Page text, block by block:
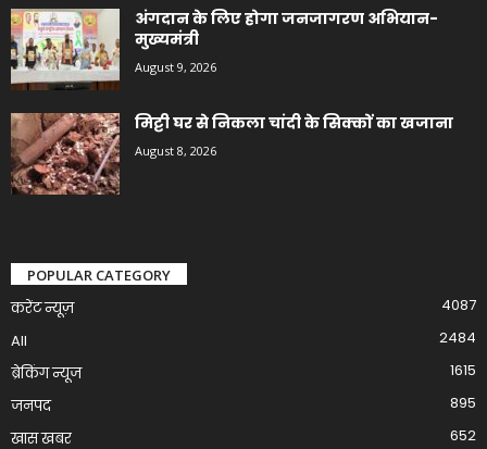
अंगदान के लिए होगा जनजागरण अभियान-
मुख्यमंत्री
August 9, 2026
मिट्टी घर से निकला चांदी के सिक्कों का खजाना
August 8, 2026
POPULAR CATEGORY
करेंट न्यूज़
4087
All
2484
ब्रेकिंग न्यूज
1615
जनपद
895
खास खबर
652